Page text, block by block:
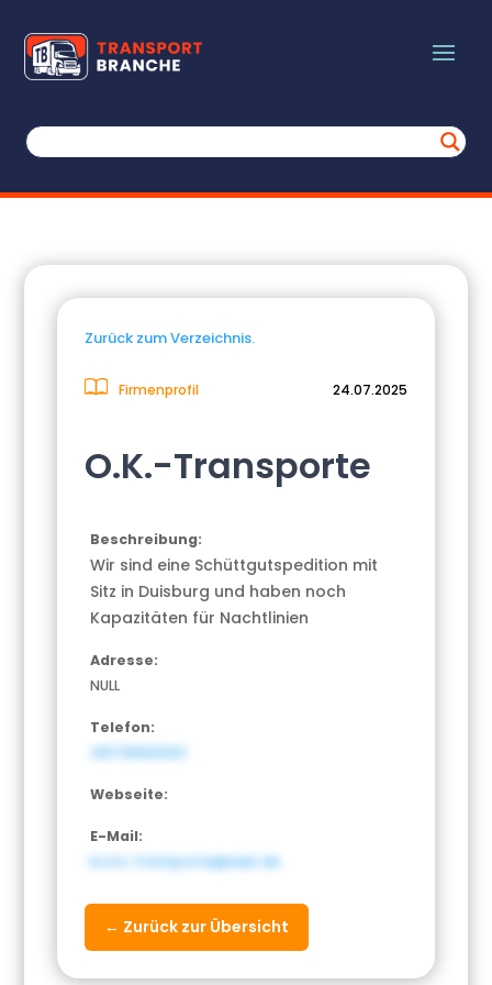
Zurück zum Verzeichnis.
Firmenprofil 24.07.2025
O.K.-Transporte
Beschreibung:
Wir sind eine Schüttgutspedition mit
Sitz in Duisburg und haben noch
Kapazitäten für Nachtlinien
Adresse:
NULL
Telefon:
491716563003
Webseite:
E-Mail:
krotz-transporte@web.de
← Zurück zur Übersicht